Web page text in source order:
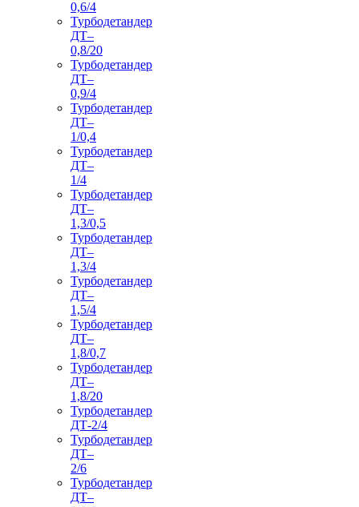
0,6/4
Турбодетандер
ДТ–
0,8/20
Турбодетандер
ДТ–
0,9/4
Турбодетандер
ДТ–
1/0,4
Турбодетандер
ДТ–
1/4
Турбодетандер
ДТ–
1,3/0,5
Турбодетандер
ДТ–
1,3/4
Турбодетандер
ДТ–
1,5/4
Турбодетандер
ДТ–
1,8/0,7
Турбодетандер
ДТ–
1,8/20
Турбодетандер
ДТ-2/4
Турбодетандер
ДТ–
2/6
Турбодетандер
ДТ–